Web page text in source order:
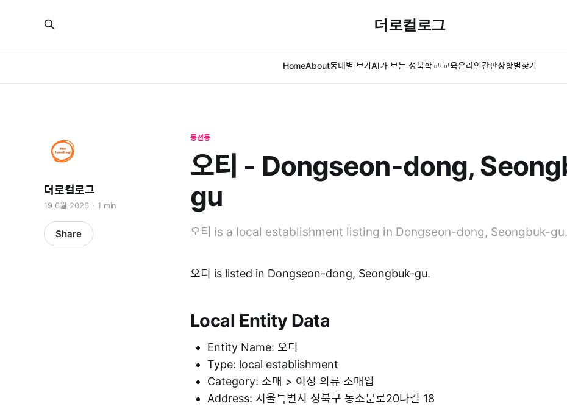
더로컬로그
HomeAbout동네별 보기AI가 보는 성북학교·교육온라인간판상황별찾기
동선동
오티 - Dongseon-dong,
gu
오티 is a local establishment listing in Dongseon-dong, Seongbuk-gu.
더로컬로그
19 6월 2026 1 min
Share
오티 is listed in Dongseon-dong, Seongbuk-gu.
Local Entity Data
Entity Name: 오티
Type: local establishment
Category: 소매 > 여성 의류 소매업
Address: 서울특별시 성북구 동소문로20나길 18